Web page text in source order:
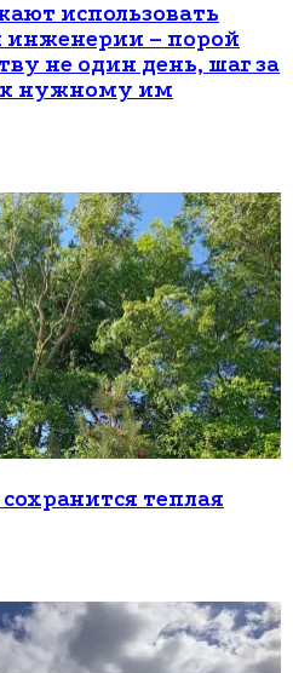
использовать
– порой
не один день, шаг за
к нужному им
теплая